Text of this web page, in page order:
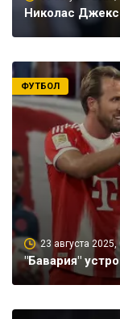
Николас
23 августа 2025,
"Бавария"
ФУТБОЛ